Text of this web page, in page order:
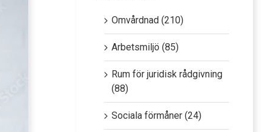
Omvårdnad (210)
Arbetsmiljö (85)
Rum för juridisk rådgivning
(88)
Sociala förmåner (24)